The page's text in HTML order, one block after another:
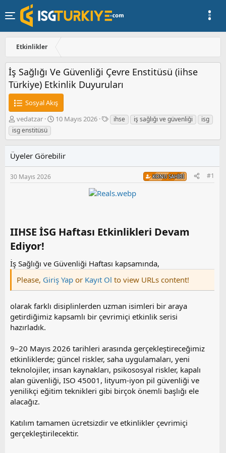
Etkinlikler
İş Sağlığı Ve Güvenliği Çevre Enstitüsü (iihse
Türkiye) Etkinlik Duyuruları
Sosyal Akış
K
o
n
u
y
u
b
a
a
n
vedatzar
B
l
a
ı
i
h
10 Mayıs 2026
E
t
k
e
r
ihse iş sağlığı ve güvenliği
isg
isg enstitüsü
Üyeler Görebilir
30 Mayıs 2026 KONU SAHIBI #1
IIHSE İSG Haftası Etkinlikleri Devam
Ediyor!​
İş Sağlığı ve Güvenliği Haftası kapsamında,
Please, Giriş Yap or Kayıt Ol to view URLs content!
olarak farklı disiplinlerden uzman isimleri bir araya
getirdiğimiz kapsamlı bir çevrimiçi etkinlik serisi
hazırladık.
9–20 Mayıs 2026 tarihleri arasında gerçekleştireceğimiz
etkinliklerde; güncel riskler, saha uygulamaları, yeni
teknolojiler, insan kaynakları, psikososyal riskler, kapalı
alan güvenliği, ISO 45001, lityum-iyon pil güvenliği ve
yenilikçi eğitim teknikleri gibi birçok önemli başlığı ele
alacağız.
Katılım tamamen ücretsizdir ve etkinlikler çevrimiçi
gerçekleştirilecektir.